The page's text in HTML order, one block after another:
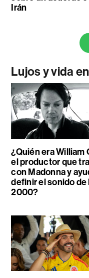
Irán
Lujos y vida
¿Quién era William
el productor que
con Madonna y
definir el sonido de
2000?